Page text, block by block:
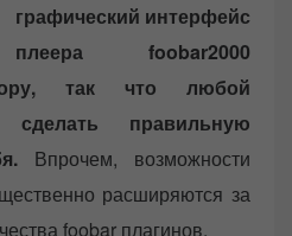
графический интерфейс
плеера foobar2000
так что любой
правильную
Впрочем, возможности
расширяются за
foobar плагинов.